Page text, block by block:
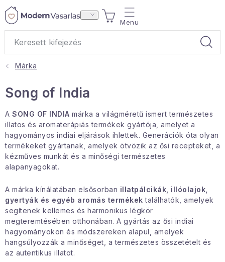
Ugrás
KOSÁR
Otthoni illatok
Teák
Lakástextil
Hobbi és kert
Gyűjtemény
Egészség és szépség
Márka
Song of India
A SONG OF INDIA márka a világméretű ismert természetes
illatos és aromaterápiás termékek gyártója, amelyet a
hagyományos indiai eljárások ihlettek. Generációk óta olyan
termékeket gyártanak, amelyek ötvözik az ősi recepteket, a
kézműves munkát és a minőségi természetes
alapanyagokat.
A márka kínálatában elsősorban illatpálcikák, illóolajok,
gyertyák és egyéb aromás termékek találhatók, amelyek
segítenek kellemes és harmonikus légkör
megteremtésében otthonában. A gyártás az ősi indiai
hagyományokon és módszereken alapul, amelyek
hangsúlyozzák a minőséget, a természetes összetételt és
az autentikus illatot.